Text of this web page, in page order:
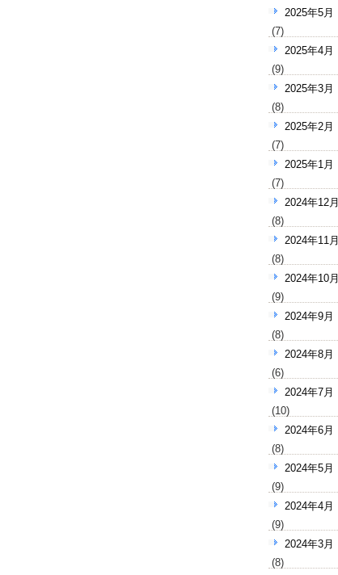
2025年5月
(7)
2025年4月
(9)
2025年3月
(8)
2025年2月
(7)
2025年1月
(7)
2024年12月
(8)
2024年11月
(8)
2024年10月
(9)
2024年9月
(8)
2024年8月
(6)
2024年7月
(10)
2024年6月
(8)
2024年5月
(9)
2024年4月
(9)
2024年3月
(8)